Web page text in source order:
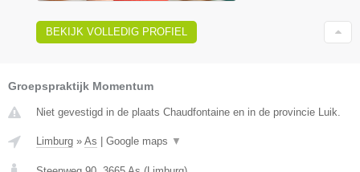
BEKIJK VOLLEDIG PROFIEL
Groepspraktijk Momentum
Niet gevestigd in de plaats Chaudfontaine en in de provincie Luik.
Limburg » As Google maps ▼